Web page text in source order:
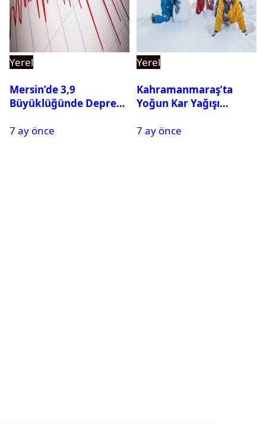
Yerel
Mersin’de 3,9
Büyüklüğünde Deprem
7 ay önce
Yerel
Kahramanmaraş’ta
Yoğun Kar Yağışı
Tatil
7 ay önce